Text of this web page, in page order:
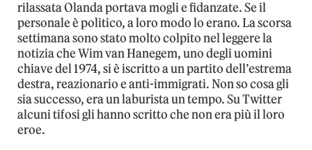
rilassata Olanda portava mogli e fidanzate. Se il
personale è politico, a loro modo lo erano. La scorsa
settimana sono stato molto colpito nel leggere la
notizia che Wim van Hanegem, uno degli uomini
chiave del 1974, si è iscritto a un partito dell’estrema
destra, reazionario e anti-immigrati. Non so cosa gli
sia successo, era un laburista un tempo. Su Twitter
alcuni tifosi gli hanno scritto che non era più il loro
eroe.